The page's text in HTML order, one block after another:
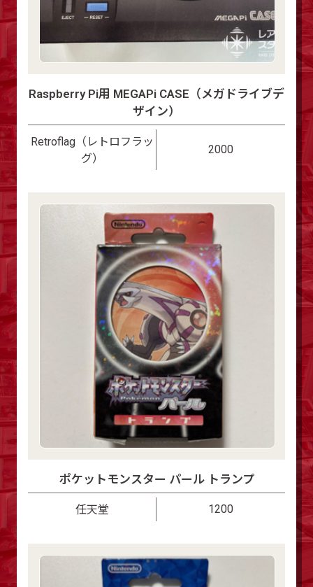
Raspberry Pi用 MEGAPi CASE（メガドライブデ
ザイン）
Retroflag（レトロフラッ
グ）
2000
ポケットモンスター パール トランプ
任天堂 1200